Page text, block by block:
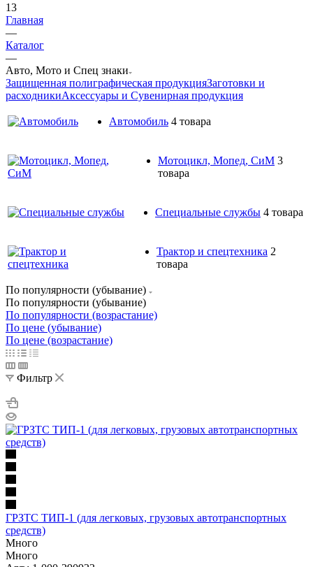
13
Главная
—
Каталог
—
Авто, Мото и Спец знаки
Защищенная полиграфическая продукцияЗаготовки и
расходникиАксессуары и Сувенирная продукция
Автомобиль 4 товара
Мотоцикл, Мопед, СиМ 3
товара
Специальные службы 4 товара
Трактор и спецтехника 2
товара
По популярности (убывание)
По популярности (убывание)
По популярности (возрастание)
По цене (убывание)
По цене (возрастание)
Фильтр
ГРЗТС ТИП-1 (для легковых, грузовых автотранспортных
средств)
Много
Много